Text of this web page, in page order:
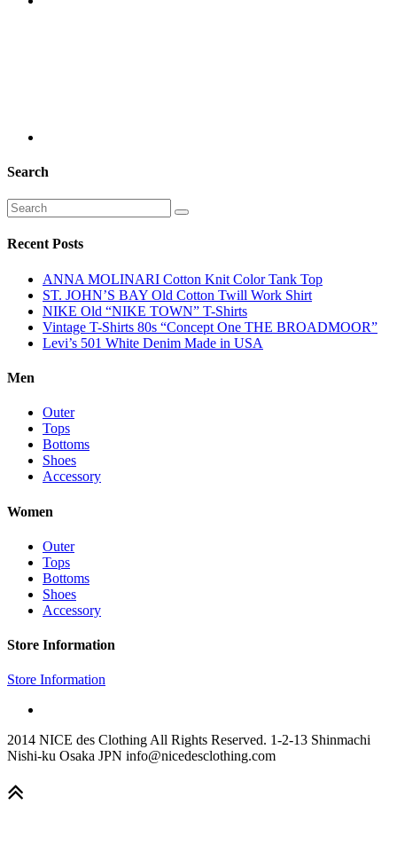
Search
Recent Posts
ANNA MOLINARI Cotton Knit Color Tank Top
ST. JOHN’S BAY Old Cotton Twill Work Shirt
NIKE Old “NIKE TOWN” T-Shirts
Vintage T-Shirts 80s “Concept One THE BROADMOOR”
Levi’s 501 White Denim Made in USA
Men
Outer
Tops
Bottoms
Shoes
Accessory
Women
Outer
Tops
Bottoms
Shoes
Accessory
Store Information
Store Information
2014 NICE des Clothing All Rights Reserved. 1-2-13 Shinmachi
Nishi-ku Osaka JPN info@nicedesclothing.com